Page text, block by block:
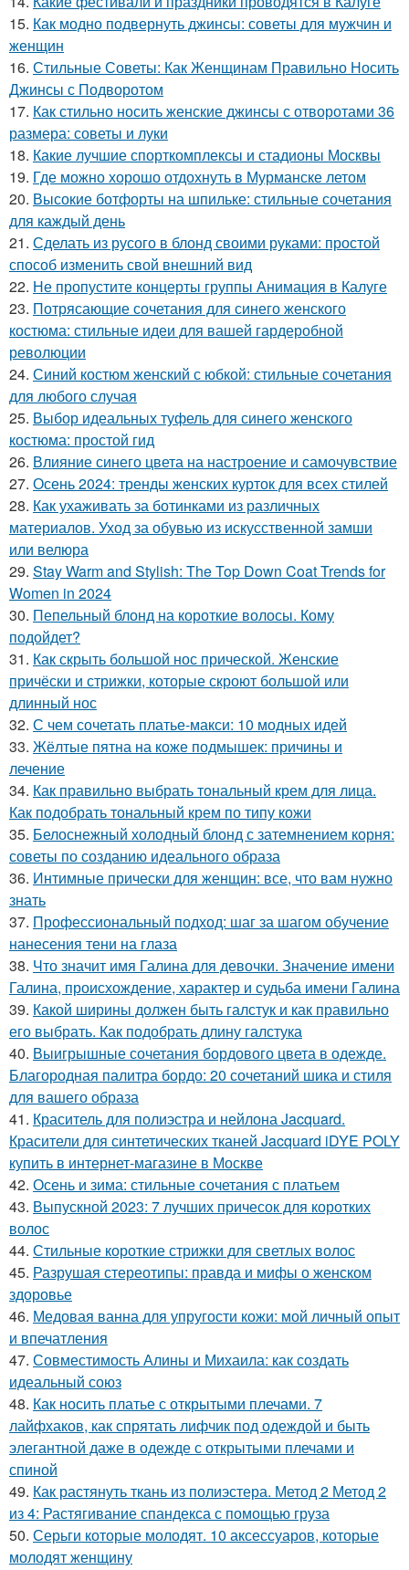
15. Как модно подвернуть джинсы: советы для мужчин и
женщин
16. Стильные Советы: Как Женщинам Правильно Носить
Джинсы с Подворотом
17. Как стильно носить женские джинсы с отворотами 36
размера: советы и луки
18. Какие лучшие спорткомплексы и стадионы Москвы
19. Где можно хорошо отдохнуть в Мурманске летом
20. Высокие ботфорты на шпильке: стильные сочетания
для каждый день
21. Сделать из русого в блонд своими руками: простой
способ изменить свой внешний вид
22. Не пропустите концерты группы Анимация в Калуге
23. Потрясающие сочетания для синего женского
костюма: стильные идеи для вашей гардеробной
революции
24. Синий костюм женский с юбкой: стильные сочетания
для любого случая
25. Выбор идеальных туфель для синего женского
костюма: простой гид
26. Влияние синего цвета на настроение и самочувствие
27. Осень 2024: тренды женских курток для всех стилей
28. Как ухаживать за ботинками из различных
материалов. Уход за обувью из искусственной замши
или велюра
29. Stay Warm and Stylish: The Top Down Coat Trends for
Women in 2024
30. Пепельный блонд на короткие волосы. Кому
подойдет?
31. Как скрыть большой нос прической. Женские
причёски и стрижки, которые скроют большой или
длинный нос
32. С чем сочетать платье-макси: 10 модных идей
33. Жёлтые пятна на коже подмышек: причины и
лечение
34. Как правильно выбрать тональный крем для лица.
Как подобрать тональный крем по типу кожи
35. Белоснежный холодный блонд с затемнением корня:
советы по созданию идеального образа
36. Интимные прически для женщин: все, что вам нужно
знать
37. Профессиональный подход: шаг за шагом обучение
нанесения тени на глаза
38. Что значит имя Галина для девочки. Значение имени
Галина, происхождение, характер и судьба имени Галина
39. Какой ширины должен быть галстук и как правильно
его выбрать. Как подобрать длину галстука
40. Выигрышные сочетания бордового цвета в одежде.
Благородная палитра бордо: 20 сочетаний шика и стиля
для вашего образа
41. Краситель для полиэстра и нейлона Jacquard.
Красители для синтетических тканей Jacquard iDYE POLY
купить в интернет-магазине в Москве
42. Осень и зима: стильные сочетания с платьем
43. Выпускной 2023: 7 лучших причесок для коротких
волос
44. Стильные короткие стрижки для светлых волос
45. Разрушая стереотипы: правда и мифы о женском
здоровье
46. Медовая ванна для упругости кожи: мой личный опыт
и впечатления
47. Совместимость Алины и Михаила: как создать
идеальный союз
48. Как носить платье с открытыми плечами. 7
лайфхаков, как спрятать лифчик под одеждой и быть
элегантной даже в одежде с открытыми плечами и
спиной
49. Как растянуть ткань из полиэстера. Метод 2 Метод 2
из 4: Растягивание спандекса с помощью груза
50. Серьги которые молодят. 10 аксессуаров, которые
молодят женщину